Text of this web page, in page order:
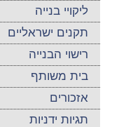
ליקויי בנייה
תקנים ישראליים
רישוי הבנייה
בית משותף
אזכורים
תגיות ידניות